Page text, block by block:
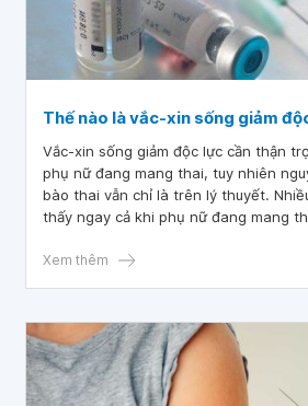
Thế nào là vắc-xin sống giảm
Vắc-xin sống giảm độc lực cần thận
phụ nữ đang mang thai, tuy nhiên
bào thai vẫn chỉ là trên lý thuyết.
thấy ngay cả khi phụ nữ đang mang
cơ dị tật thai nhi.
Xem thêm